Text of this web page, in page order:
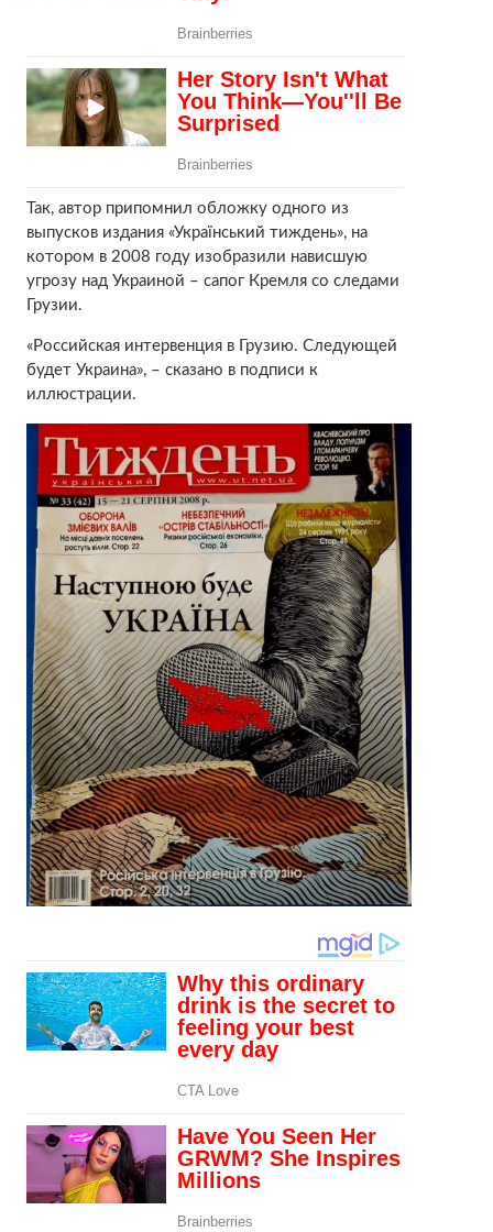
Так, автор припомнил обложку одного из
выпусков издания «Український тиждень», на
котором в 2008 году изобразили нависшую
угрозу над Украиной – сапог Кремля со следами
Грузии.
«Российская интервенция в Грузию. Следующей
будет Украина», – сказано в подписи к
иллюстрации.